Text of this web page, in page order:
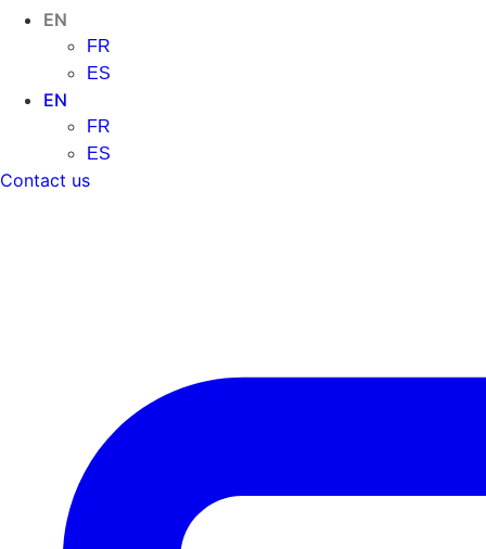
EN
FR
ES
EN
FR
ES
Contact us